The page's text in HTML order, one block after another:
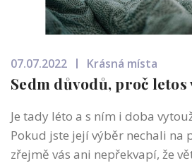
07.07.2022 Krásná místa
Sedm důvodů, proč
Je tady léto a s ním i doba
Pokud jste její výběr nechali na
zřejmě vás ani nepřekvapí, že